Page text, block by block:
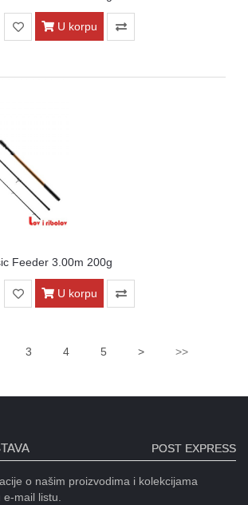
U korpu
Feeder 3.00m 200g
U korpu
3 4 5 > >>
POST EXPRESS
o našim proizvodima i kolekcijama
e-mail listu.